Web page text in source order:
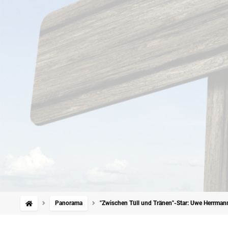
Panorama "Zwischen Tüll und Tränen"-Star: Uwe